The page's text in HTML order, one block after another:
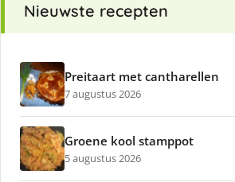
Nieuwste recepten
Preitaart met cantharellen
7 augustus 2026
Groene kool stamppot
5 augustus 2026